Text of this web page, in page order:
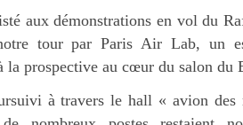
aux démonstrations en vol du
tour par Paris Air Lab, un
la prospective au cœur du salon du
à travers le hall « avion des